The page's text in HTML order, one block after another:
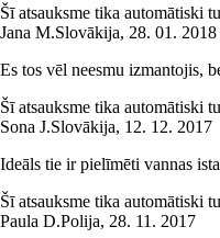
Šī atsauksme tika automātiski
Jana M.Slovākija, 28. 01. 2018
Es tos vēl neesmu izmantojis,
Šī atsauksme tika automātiski
Sona J.Slovākija, 12. 12. 2017
Ideāls tie ir pielīmēti vannas
Šī atsauksme tika automātiski
Paula D.Polija, 28. 11. 2017